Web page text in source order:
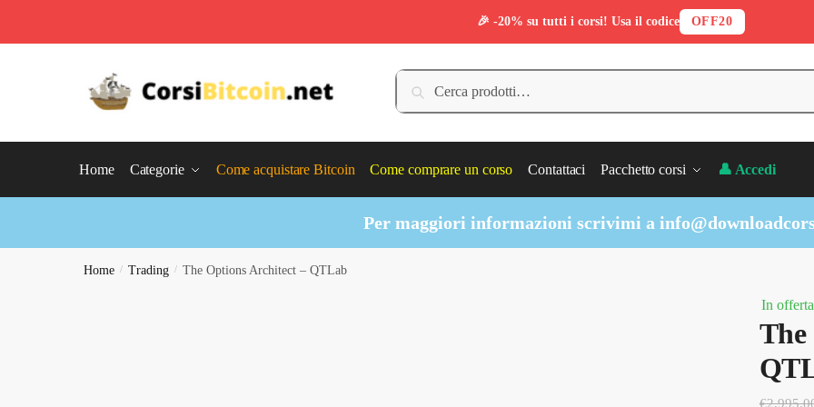
Cerca:
Cerca
Home Categorie Come acquistare Bitcoin Come comprare un corso Contattaci Pacchetto corsi 👤 Accedi
Per maggiori informazioni scrivimi a
Home / Trading / The Options Architect – QTLab
In
The
€
🎉 -20% su tutti i corsi! Usa il codice OFF20